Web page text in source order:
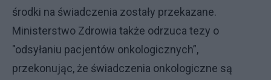
środki na świadczenia zostały przekazane.
Ministerstwo Zdrowia także odrzuca tezy o
"odsyłaniu pacjentów onkologicznych”,
przekonując, że świadczenia onkologiczne są